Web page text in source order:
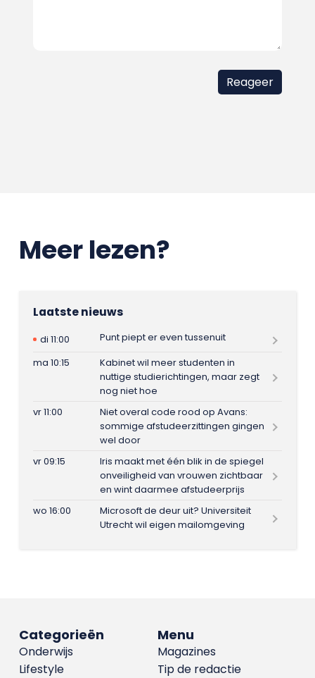
Meer lezen?
Laatste nieuws
di 11:00
Punt piept er even tussenuit
ma 10:15
Kabinet wil meer studenten in
nuttige studierichtingen, maar zegt
nog niet hoe
vr 11:00
Niet overal code rood op Avans:
sommige afstudeerzittingen gingen
wel door
vr 09:15
Iris maakt met één blik in de spiegel
onveiligheid van vrouwen zichtbaar
en wint daarmee afstudeerprijs
wo 16:00
Microsoft de deur uit? Universiteit
Utrecht wil eigen mailomgeving
Menu
Magazines
Tip de redactie
Categorieën
Onderwijs
Lifestyle